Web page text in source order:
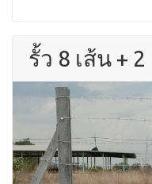
รั้ว 8 เส้น +